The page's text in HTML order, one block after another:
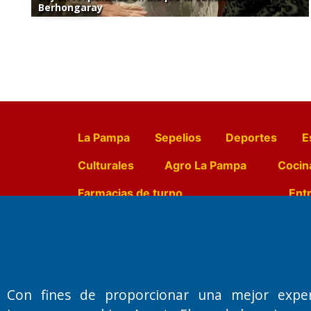
Berhongaray
La Pampa Sepelios Deportes
Culturales
Agro La Pampa
Farmacias de turno
Primera edición: Domingo 3 de
Miembro de ADIRA,ADEPA y CPPAL
Con fines de proporcionar una mejor